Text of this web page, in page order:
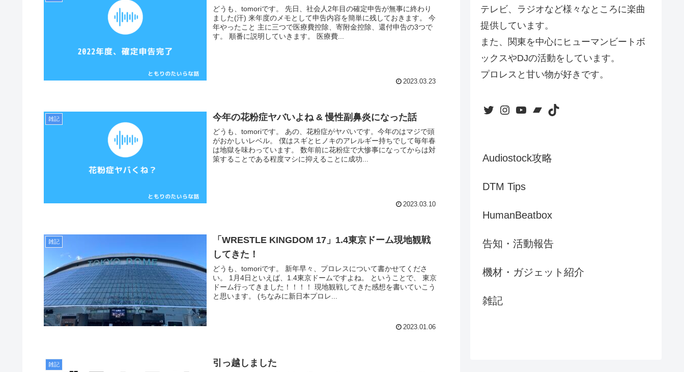
どうも、tomoriです。 先日、社会人2年目の確定申告が無事に終わり
ました(汗) 来年度のメモとして申告内容を簡単に残しておきます。 今
年やったこと 主に三つで医療費控除、寄附金控除、還付申告の3つで
す。 順番に説明していきます。 医療費...
2023.03.23
雑記 今年の花粉症ヤバいよね & 慢性副鼻炎になった話
どうも、tomoriです。 あの、花粉症がヤバいです。今年のはマジで頭
がおかしいレベル。 僕はスギとヒノキのアレルギー持ちでして毎年春
は地獄を味わっています。 数年前に花粉症で大惨事になってからは対
策することである程度マシに抑えることに成功...
2023.03.10
雑記
「WRESTLE KINGDOM 17」1.4東京ドーム現地観戦
してきた！
どうも、tomoriです。 新年早々、プロレスについて書かせてくださ
い。 1月4日といえば、1.4東京ドームですよね。 ということで、 東京
ドーム行ってきました！！！！ 現地観戦してきた感想を書いていこう
と思います。 (ちなみに新日本プロレ...
2023.01.06
雑記 引っ越しました
テレビ、ラジオなど様々なところに楽曲
提供しています。
また、関東を中心にヒューマンビートボ
ックスやDJの活動をしています。
プロレスと甘い物が好きです。
TwitterInstagram
YouTubeBandcamp
Audiostock攻略
DTM Tips
HumanBeatbox
告知・活動報告
機材・ガジェット紹介
雑記